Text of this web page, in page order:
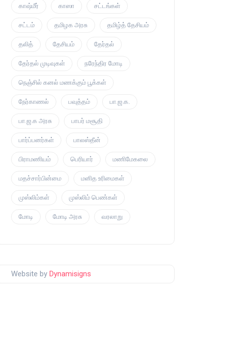
காஷ்மீர் காஸா சட்டங்கள்
சட்டம் தமிழக அரசு தமிழ்த் தேசியம்
தலித் தேசியம் தேர்தல்
தேர்தல் முடிவுகள் நரேந்திர மோடி
நெஞ்சில் கனல் மணக்கும் பூக்கள்
நேர்காணல் பவுத்தம் பா.ஜ.க.
பா.ஜ.க அரசு பாபர் மசூதி
பார்ப்பனர்கள் பாலஸ்தீன்
பிராமணியம் பெரியார் மணிமேகலை
மதச்சார்பின்மை மனித உரிமைகள்
முஸ்லிம்கள் முஸ்லிம் பெண்கள்
மோடி மோடி அரசு வரலாறு
Website by Dynamisigns